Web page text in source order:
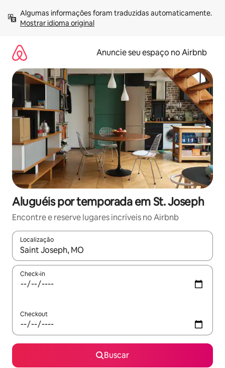
para
Mostrar idioma original
Anuncie seu espaço no Airbnb
Aluguéis por temporada em St. Joseph
Encontre e reserve lugares incríveis no Airbnb
Localização
Quando os resultados estiverem disponíveis, explore-os
Check-in
Checkout
Buscar